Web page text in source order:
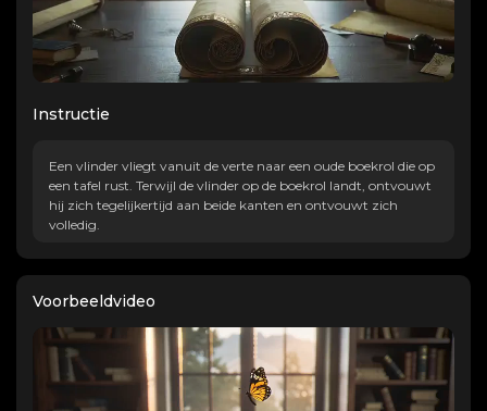
Instructie
Een vlinder vliegt vanuit de verte naar een oude boekrol die op
een tafel rust. Terwijl de vlinder op de boekrol landt, ontvouwt
hij zich tegelijkertijd aan beide kanten en ontvouwt zich
volledig.
Voorbeeldvideo